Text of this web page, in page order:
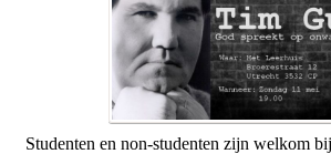
Studenten en non-studenten zijn welkom